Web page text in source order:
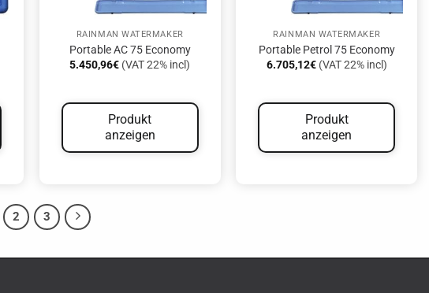
RAINMAN WATERMAKER
Portable AC 75 Economy
5.450,96€ (VAT 22% incl)
Produkt
anzeigen
RAINMAN WATERMAKER
Portable Petrol 75 Economy
6.705,12€(VAT 22% incl)
Produkt
anzeigen
2 3